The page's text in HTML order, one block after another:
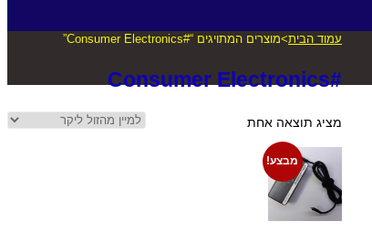
עמוד הבית>מוצרים המתויגים “#Consumer Electronics”
#Consumer Electronics
מציג תוצאה אחת
מבצע!